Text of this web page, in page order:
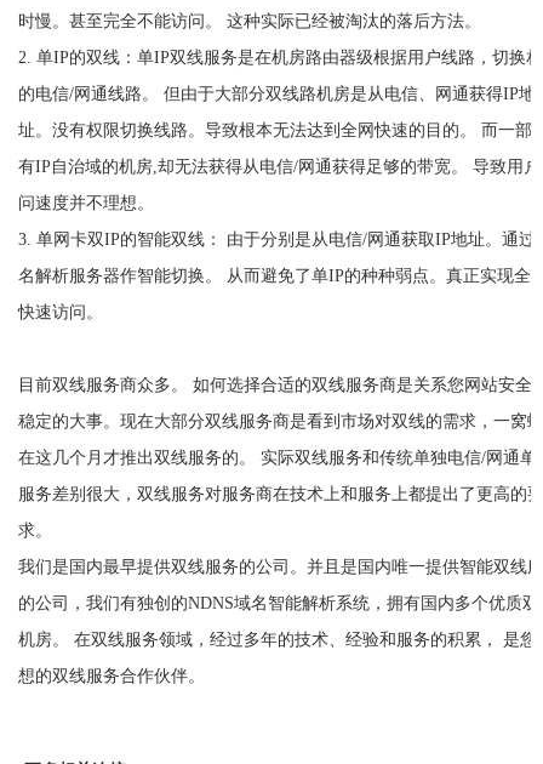
时慢。甚至完全不能访问。 这种实际已经被淘汰的落后方法。
2. 单IP的双线：单IP双线服务是在机房路由器级根据用户线路，切换
的电信/网通线路。 但由于大部分双线路机房是从电信、网通获得IP地
址。没有权限切换线路。导致根本无法达到全网快速的目的。 而一部
有IP自治域的机房,却无法获得从电信/网通获得足够的带宽。 导致用
问速度并不理想。
3. 单网卡双IP的智能双线： 由于分别是从电信/网通获取IP地址。通过
名解析服务器作智能切换。 从而避免了单IP的种种弱点。真正实现全
快速访问。
目前双线服务商众多。 如何选择合适的双线服务商是关系您网站安全
稳定的大事。现在大部分双线服务商是看到市场对双线的需求，一窝
在这几个月才推出双线服务的。 实际双线服务和传统单独电信/网通单
服务差别很大，双线服务对服务商在技术上和服务上都提出了更高的要
求。
我们是国内最早提供双线服务的公司。并且是国内唯一提供智能双线
的公司，我们有独创的NDNS域名智能解析系统，拥有国内多个优质双
机房。 在双线服务领域，经过多年的技术、经验和服务的积累， 是您
想的双线服务合作伙伴。